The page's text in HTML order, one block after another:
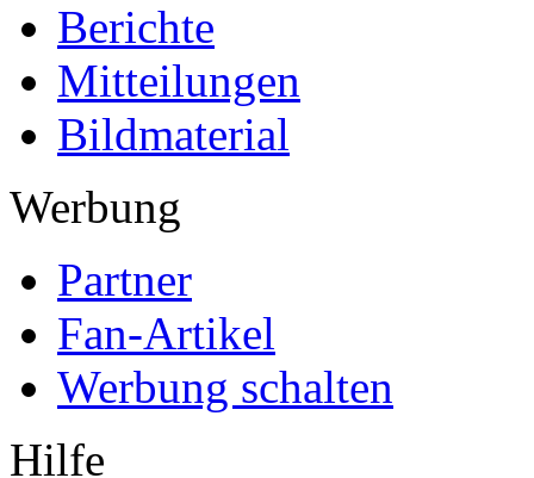
Berichte
Mitteilungen
Bildmaterial
Werbung
Partner
Fan-Artikel
Werbung schalten
Hilfe